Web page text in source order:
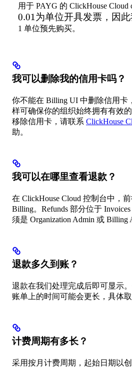
用于 PAYG 的 ClickHouse Cloud
0.01为单位开具发票，因
1 单位预先购买。
我可以删除我的信用卡吗？
你不能在 Billing UI 中删除信用卡
样可确保你的组织始终拥有有效
移除信用卡，请联系 ClickHouse
助。
我可以在哪里查看退款？
在 ClickHouse Cloud 控制台中，
Billing。Refunds 部分位于
须是 Organization Admin 或 Billing
退款多久到账？
退款在我们处理完成后即可显示
账单上的时间可能会更长，具体取
计费周期有多长？
采用按月计费周期，起始日期以创